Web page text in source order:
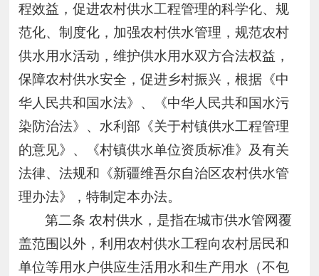
程效益，促进农村供水工程管理的科学化、规
范化、制度化，加强农村供水管理，规范农村
供水用水活动，维护供水用水双方合法权益，
保障农村供水安全，促进乡村振兴，根据《中
华人民共和国水法》、《中华人民共和国水污
染防治法》、水利部《关于村镇供水工程管理
的意见》、《村镇供水单位资质标准》及有关
法律、法规和《新疆维吾尔自治区农村供水管
理办法》，特制定本办法。
第二条 农村供水，是指在城市供水管网覆
盖范围以外，利用农村供水工程向农村居民和
单位等用水户供应生活用水和生产用水（不包